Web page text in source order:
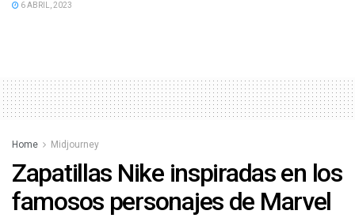
6 ABRIL, 2023
Home Midjourney
Zapatillas Nike inspiradas en los
famosos personajes de Marvel